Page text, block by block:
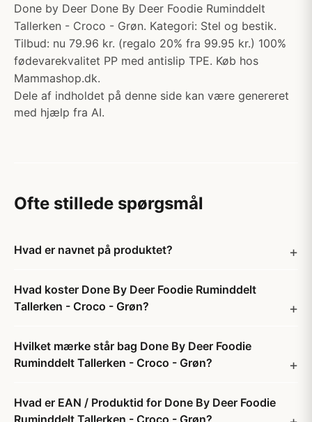
Done by Deer Done By Deer Foodie Ruminddelt
Tallerken - Croco - Grøn. Kategori: Stel og bestik.
Tilbud: nu 79.96 kr. (regalo 20% fra 99.95 kr.) 100%
fødevarekvalitet PP med antislip TPE. Køb hos
Mammashop.dk.
Dele af indholdet på denne side kan være genereret
med hjælp fra AI.
Ofte stillede spørgsmål
Hvad er navnet på produktet?
Hvad koster Done By Deer Foodie Ruminddelt
Tallerken - Croco - Grøn?
Hvilket mærke står bag Done By Deer Foodie
Ruminddelt Tallerken - Croco - Grøn?
Hvad er EAN / Produktid for Done By Deer Foodie
Ruminddelt Tallerken - Croco - Grøn?